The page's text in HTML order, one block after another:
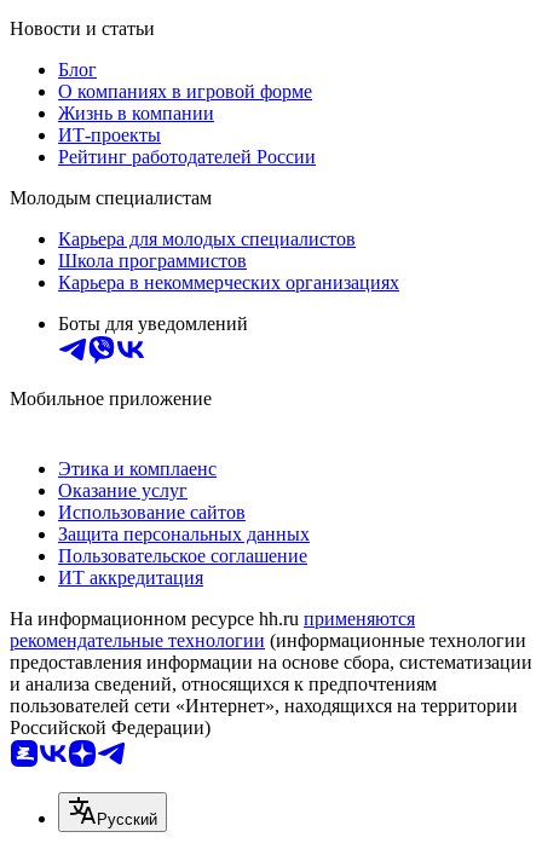
Новости и статьи
Блог
О компаниях в игровой форме
Жизнь в компании
ИТ-проекты
Рейтинг работодателей России
Молодым специалистам
Карьера для молодых специалистов
Школа программистов
Карьера в некоммерческих организациях
Боты для уведомлений
Мобильное приложение
Этика и комплаенс
Оказание услуг
Использование сайтов
Защита персональных данных
Пользовательское соглашение
ИТ аккредитация
На информационном ресурсе hh.ru применяются
рекомендательные технологии (информационные технологии
предоставления информации на основе сбора, систематизации
и анализа сведений, относящихся к предпочтениям
пользователей сети «Интернет», находящихся на территории
Российской Федерации)
Русский